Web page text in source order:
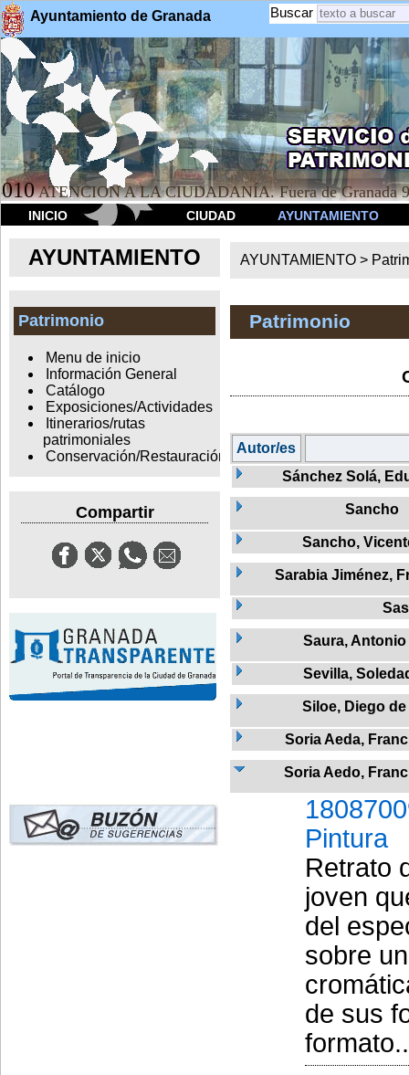
Ayuntamiento de Granada Buscar
010 ATENCION A LA CIUDADANÍA. Fuera de Granada
INICIO CIUDAD AYUNTAMIENTO
AYUNTAMIENTO
Patrimonio
Menu de inicio
Información General
Catálogo
Exposiciones/Actividades
Itinerarios/rutas
patrimoniales
Conservación/Restauración
Compartir
AYUNTAMIENTO >
Patrimonio
Autor/es
Sánchez Solá,
Sancho
Sancho,
Sarabia Jiménez,
Saura, Antonio
Sevilla,
Siloe, Diego de
Soria Aeda,
Soria Aedo,
Pintura
Retrato
joven
del
sobre
de sus